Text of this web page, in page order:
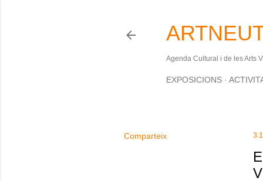
Agenda Cultural i de les Arts
EXPOSICIONS
Comparteix